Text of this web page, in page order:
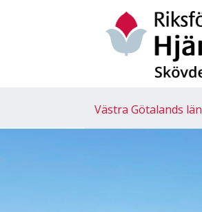
Västra Götalands län